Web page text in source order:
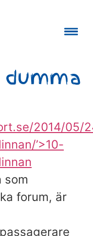
2014/05/
’>10-
som
forum, är